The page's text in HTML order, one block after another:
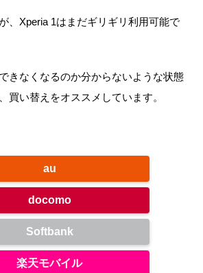
、Xperia 1はまだギリギリ利用可能で
きなくなるのか分からないような状態
買い替えをオススメしています。
au
docomo
Softbank
楽天モバイル